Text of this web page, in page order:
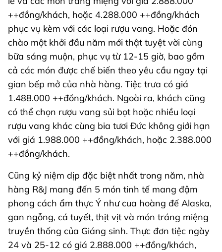
++đồng/khách, hoặc 4.288.000 ++đồng/khách
phục vụ kèm với các loại rượu vang. Hoặc đón
chào một khởi đầu năm mới thật tuyệt vời cùng
bữa sáng muộn, phục vụ từ 12-15 giờ, bao gồm
cả các món được chế biến theo yêu cầu ngay tại
gian bếp mở của nhà hàng. Tiệc trưa có giá
1.488.000 ++đồng/khách. Ngoài ra, khách cũng
có thể chọn rượu vang sủi bọt hoặc nhiều loại
rượu vang khác cùng bia tươi Đức không giới hạn
với giá 1.988.000 ++đồng/khách, hoặc 2.388.000
++đồng/khách.
Cũng kỷ niệm dịp đặc biệt nhất trong năm, nhà
hàng R&J mang đến 5 món tinh tế mang đậm
phong cách ẩm thực Ý như cua hoàng đế Alaska,
gan ngỗng, cá tuyết, thịt vịt và món tráng miệng
truyền thống của Giáng sinh. Thực đơn tiệc ngày
24 và 25-12 có giá 2.888.000 ++đồng/khách,